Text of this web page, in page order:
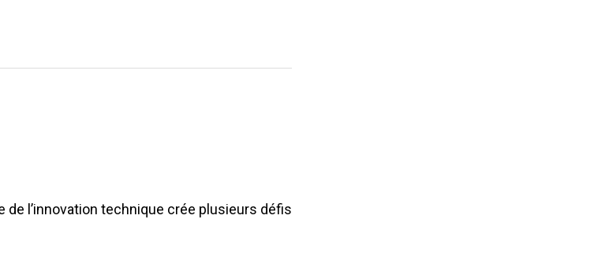
l’innovation technique crée plusieurs défis